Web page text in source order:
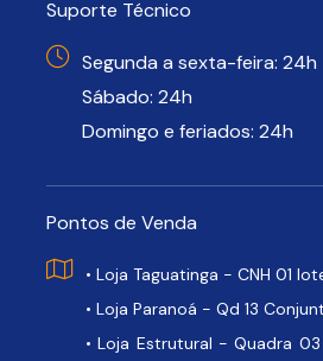
Suporte Técnico
Segunda a sexta-feira: 24h
Sábado: 24h
Domingo e feriados: 24h
Pontos de Venda
• Loja Taguatinga - CNH 01
• Loja Paranoá - Qd 13
• Loja Estrutural - Quadra